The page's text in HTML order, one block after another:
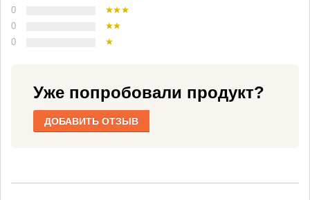
0
0
0
Уже попробовали продукт?
ДОБАВИТЬ ОТЗЫВ